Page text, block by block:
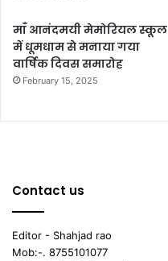
माँ आनंदमयी मेमोरियल स्कूल
में धूमधाम से मनाया गया
वार्षिक दिवस समारोह
February 15, 2025
Contact us
Editor - Shahjad rao
Mob:-. 8755101077